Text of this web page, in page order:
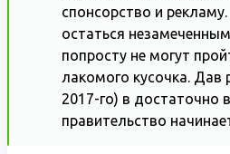
спонсорство и
остаться
попросту не могут
лакомого кусочка. Дав
2017-го) в достаточно
правительство